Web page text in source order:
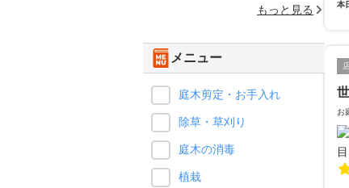
本
お
もっと見る
メニュー
庭木剪定・お手入れ
除草・草刈り
庭木の消毒
植栽